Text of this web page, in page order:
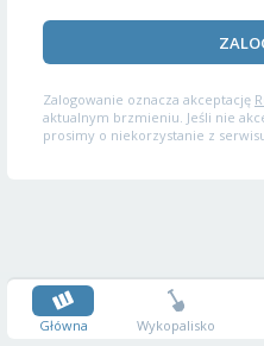
Zalogowanie oznacza akceptację
aktualnym brzmieniu. Jeśli nie
prosimy o niekorzystanie z
Główna Wykopalisko